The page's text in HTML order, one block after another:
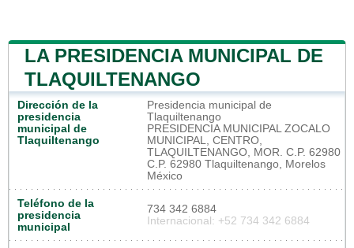
LA PRESIDENCIA MUNICIPAL DE
TLAQUILTENANGO
Dirección de la
presidencia
municipal de
Tlaquiltenango
Presidencia municipal de
Tlaquiltenango
PRESIDENCIA MUNICIPAL ZOCALO
MUNICIPAL, CENTRO,
TLAQUILTENANGO, MOR. C.P. 62980
C.P. 62980 Tlaquiltenango, Morelos
México
Teléfono de la
presidencia
municipal
734 342 6884
Internacional: +52 734 342 6884